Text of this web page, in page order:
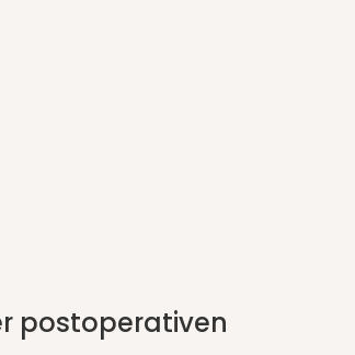
postoperativen